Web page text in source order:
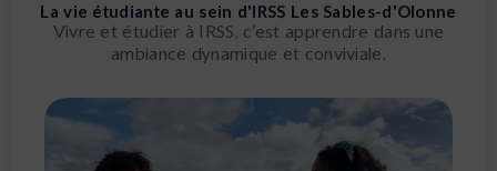
La vie étudiante au sein d'IRSS Les Sables-d'Olonne
Vivre et étudier à IRSS, c’est apprendre dans une
ambiance dynamique et conviviale.